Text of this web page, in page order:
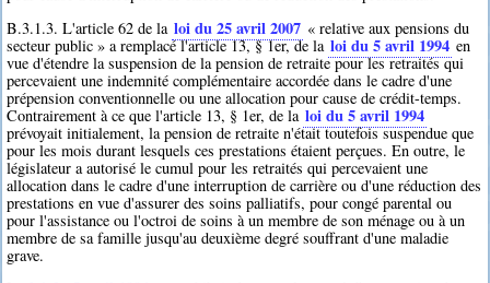
B.3.1.3. L'article 62 de la loi du 25 avril 2007 « relative aux pensions du
secteur public » a remplacé l'article 13, § 1er, de la loi du 5 avril 1994 en
vue d'étendre la suspension de la pension de retraite pour les retraités qui
percevaient une indemnité complémentaire accordée dans le cadre d'une
prépension conventionnelle ou une allocation pour cause de crédit-temps.
Contrairement à ce que l'article 13, § 1er, de la loi du 5 avril 1994
prévoyait initialement, la pension de retraite n'était toutefois suspendue que
pour les mois durant lesquels ces prestations étaient perçues. En outre, le
législateur a autorisé le cumul pour les retraités qui percevaient une
allocation dans le cadre d'une interruption de carrière ou d'une réduction des
prestations en vue d'assurer des soins palliatifs, pour congé parental ou
pour l'assistance ou l'octroi de soins à un membre de son ménage ou à un
membre de sa famille jusqu'au deuxième degré souffrant d'une maladie
grave.